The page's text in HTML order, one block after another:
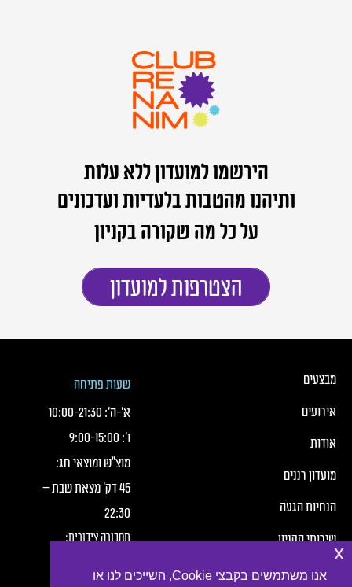
הירשמו למועדון ללא עלות
ותיהנו מהטבות בלעדיות ועדכונים
על כל מה שקורה בקניון
הצטרפות למועדון
כותרת תחתונה של העמוד
כותרת תחונה של העמוד עם קישורי תפריט
מבצעים
אירועים
אודות
מועדון רננים
הנחיות הגעה
שירותי הקניון
תנאי שימוש
שעות פתיחה
א׳-ה׳:
10:00-21:30
ו׳:
9:00-15:00
מוצ"ש ומוצאי חג:
45 דק' מצאת שבת –
22:30
תחבורה ציבורית:
קווים:
אנו משתמשים בקבצי Cookie, השייכים לנו או
x